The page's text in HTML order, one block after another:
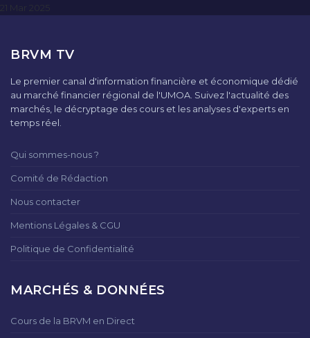
BRVM TV
Le premier canal d'information financière et économique dédié
au marché financier régional de l'UMOA. Suivez l'actualité des
marchés, le décryptage des cours et les analyses d'experts en
temps réel.
Qui sommes-nous ?
Comité de Rédaction
Nous contacter
Mentions Légales & CGU
Politique de Confidentialité
MARCHÉS & DONNÉES
Cours de la BRVM en Direct